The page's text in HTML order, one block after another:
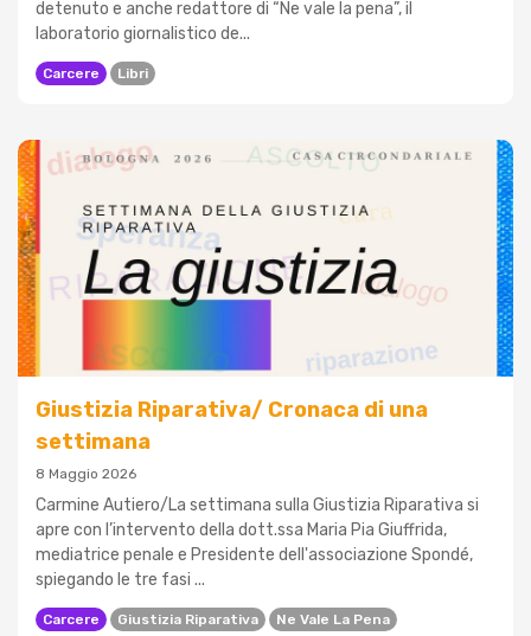
detenuto e anche redattore di “Ne vale la pena”, il
laboratorio giornalistico de...
Carcere Libri
Giustizia Riparativa/ Cronaca di una
settimana
8 Maggio 2026
Carmine Autiero/La settimana sulla Giustizia Riparativa si
apre con l’intervento della dott.ssa Maria Pia Giuffrida,
mediatrice penale e Presidente dell'associazione Spondé,
spiegando le tre fasi ...
Carcere Giustizia Riparativa Ne Vale La Pena